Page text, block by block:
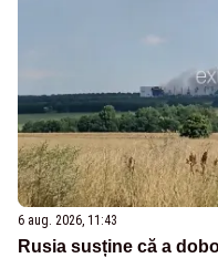
6 aug. 2026, 11:43
Rusia susține că a